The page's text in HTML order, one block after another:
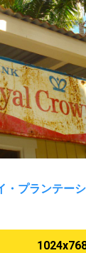
・プランテー